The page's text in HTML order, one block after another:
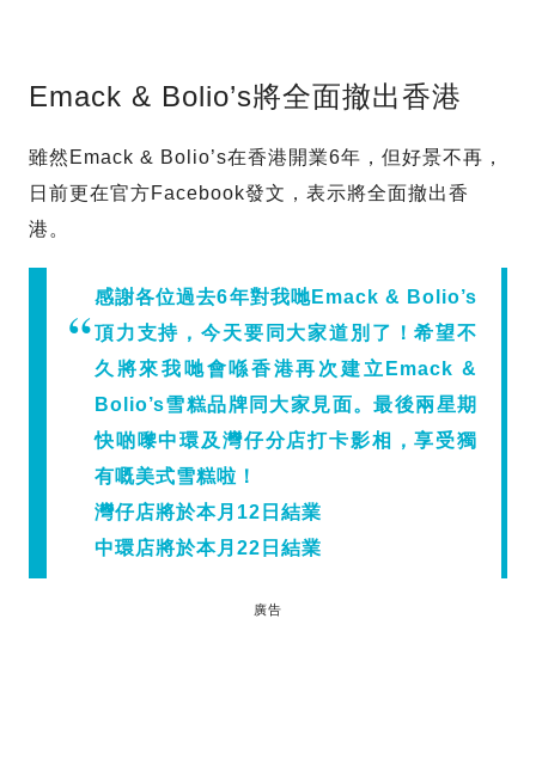
Emack & Bolio’s將全面撤出香港
雖然Emack & Bolio’s在香港開業6年，但好景不再，
日前更在官方Facebook發文，表示將全面撤出香
港。
感謝各位過去6年對我哋Emack & Bolio’s
頂力支持，今天要同大家道別了！希望不
久將來我哋會喺香港再次建立Emack &
Bolio’s雪糕品牌同大家見面。最後兩星期
快啲嚟中環及灣仔分店打卡影相，享受獨
有嘅美式雪糕啦！
灣仔店將於本月12日結業
中環店將於本月22日結業
廣告